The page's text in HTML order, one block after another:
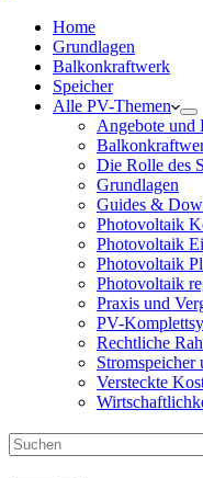
Home
Grundlagen
Balkonkraftwerk
Speicher
Alle PV-Themen
Angebote und
Die Rolle des
Grundlagen
Guides &
Photovoltaik
Photovoltaik
Photovoltaik
Photovoltaik
Praxis und
PV-
Rechtliche
Stromspeicher
Versteckte